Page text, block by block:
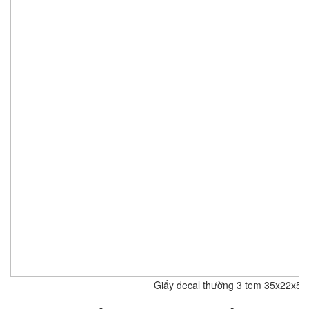
Giấy decal thường 3 tem